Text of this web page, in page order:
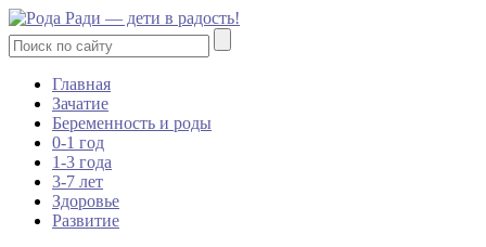
Главная
Зачатие
Беременность и роды
0-1 год
1-3 года
3-7 лет
Здоровье
Развитие